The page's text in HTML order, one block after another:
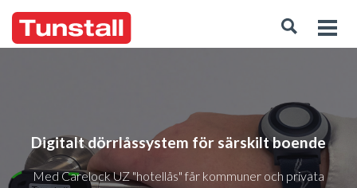
Digitalt dörrlåssystem för särskilt boende
Med Carelock UZ "hotellås" får kommuner och privata